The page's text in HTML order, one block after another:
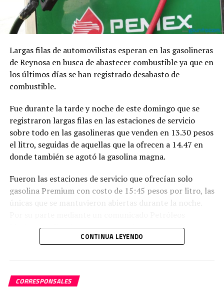
Largas filas de automovilistas esperan en las gasolineras
de Reynosa en busca de abastecer combustible ya que en
los últimos días se han registrado desabasto de
combustible.
Fue durante la tarde y noche de este domingo que se
registraron largas filas en las estaciones de servicio
sobre todo en las gasolineras que venden en 13.30 pesos
el litro, seguidas de aquellas que la ofrecen a 14.47 en
donde también se agotó la gasolina magna.
Fueron las estaciones de servicio que ofrecían solo
gasolina Premium con costo de 15:45 pesos por litro, las
únicas que se mantuvieron abiertas durante la noche.
Mexicanos afirmó que avanza en el suministro de
combustible en estados afectados y negó que el país
retrasos en la distribución de combustible.
CONTINUA LEYENDO
CORRESPONSALES